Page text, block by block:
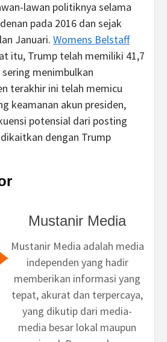
lawan politiknya selama
pada 2016 dan sejak
Januari. Womens Belstaff
itu, Trump telah memiliki 41,7
menimbulkan
terakhir ini telah memicu
keamanan akun presiden,
potensial dari posting
dengan Trump
Mustanir Media
Mustanir Media adalah media
independen yang hadir
memberikan informasi yang
tepat, akurat dan terpercaya,
yang dikutip dari media-
media besar lokal maupun